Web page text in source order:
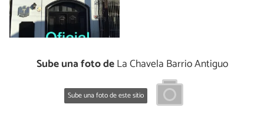
Sube una foto deLa Chavela Barrio Antiguo
Sube una foto de este sitio